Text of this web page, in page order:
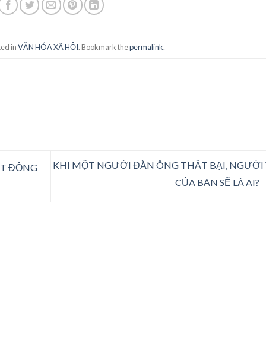
inVĂN HÓA XÃ HỘI. Bookmark thepermalink.
ĐỘNG
KHI MỘT NGƯỜI ĐÀN ÔNG THẤT BẠI, NGƯỜI
CỦA BẠN SẼ LÀ AI?